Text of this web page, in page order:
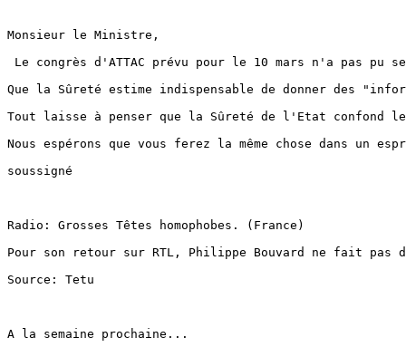
Monsieur le Ministre,
Le congrès d'ATTAC prévu pour le 10 mars n'a pas
Que la Sûreté estime indispensable de donner des
Tout laisse à penser que la Sûreté de l'Etat confond
Nous espérons que vous ferez la même chose dans
soussigné
Radio: Grosses Têtes homophobes. (France)
Pour son retour sur RTL, Philippe Bouvard ne fait
Source: Tetu
A la semaine prochaine...